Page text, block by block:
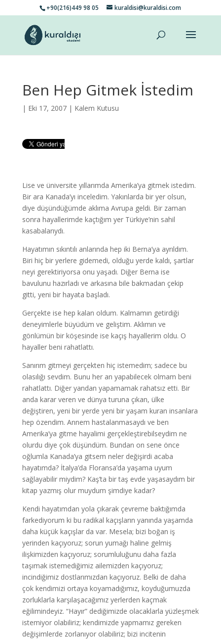
+90(216)449 98 05 kuraldisi@kuraldisi.com
Ben Hep Gitmek İstedim
| Eki 17, 2007 | Kalem Kutusu
Lise ve üniversite yıllarımda Amerika’ya gitmek istedim.
Bir ara Kanada’yı inceledim. Yakınlarda bir yer olsun,
diye düşündüğümde aklıma Avrupa geldi. Bir zaman
sonra hayallerimde kaçtığım yer Türkiye’nin sahil
kasabalarıydı.
Hayatımın sıkıntılı anlarında hep iki Berna’ya ayrıldım.
Biri hiç bir yerlere gidemedi, olduğu yerde kaldı, şartlar
neyi gerektiriyorsa onu yaşadı. Diğer Berna ise
bavulunu hazırladı ve arkasına bile bakmadan çekip
gitti, yeni bir hayata başladı.
Gerçekte ise hep kalan oldum. Kalmamın getirdiği
deneyimlerle büyüdüm ve geliştim. Aklımın ve
gönlümün bir köşesinde ise kaçış hayallerim oldu. O
hayaller beni rahatlattı.
Sanırım gitmeyi gerçekten hiç istemedim; sadece bu
olasılığı sevdim. Bunu her an yapabilecek olmam beni
rahatlattı. Diğer yandan yapamamak rahatsız etti. Bir
anda karar veren ve dünya turuna çıkan, ülke
değiştiren, yeni bir yerde yeni bir yaşam kuran insanlara
hep özendim. Annem hastalanmasaydı ve ben
Amerika’ya gitme hayalimi gerçekleştirebilseydim ne
olurdu diye çok düşündüm. Bundan on sene önce
oğlumla Kanada’ya gitsem neler değişirdi acaba
hayatımda? İtalya’da Floransa’da yaşama uyum
sağlayabilir miydim? Kaş’ta bir taş evde yaşasaydım bir
kitap yazmış olur muydum şimdiye kadar?
Kendi hayatımdan yola çıkarak çevreme baktığımda
farkediyorum ki bu radikal kaçışların yanında yaşamda
daha küçük kaçışlar da var. Mesela; bizi boğan iş
yerinden kaçıyoruz; sorun yumağı haline gelmiş
ilişkimizden kaçıyoruz; sorumluluğunu daha fazla
taşımak istemediğimiz ailemizden kaçıyoruz;
incindiğimiz dostlarımızdan kaçıyoruz. Belki de daha
çok kendimizi ortaya koyamadığımız, koyduğumuzda
zorluklarla karşılaşacağımız yerlerden kaçmak
eğilimindeyiz. “Hayır” dediğimizde olacaklarla yüzleşmek
istemiyor olabiliriz; kendimizde yapmamız gereken
değişimlerde zorlanıyor olabiliriz; bizi incitenin